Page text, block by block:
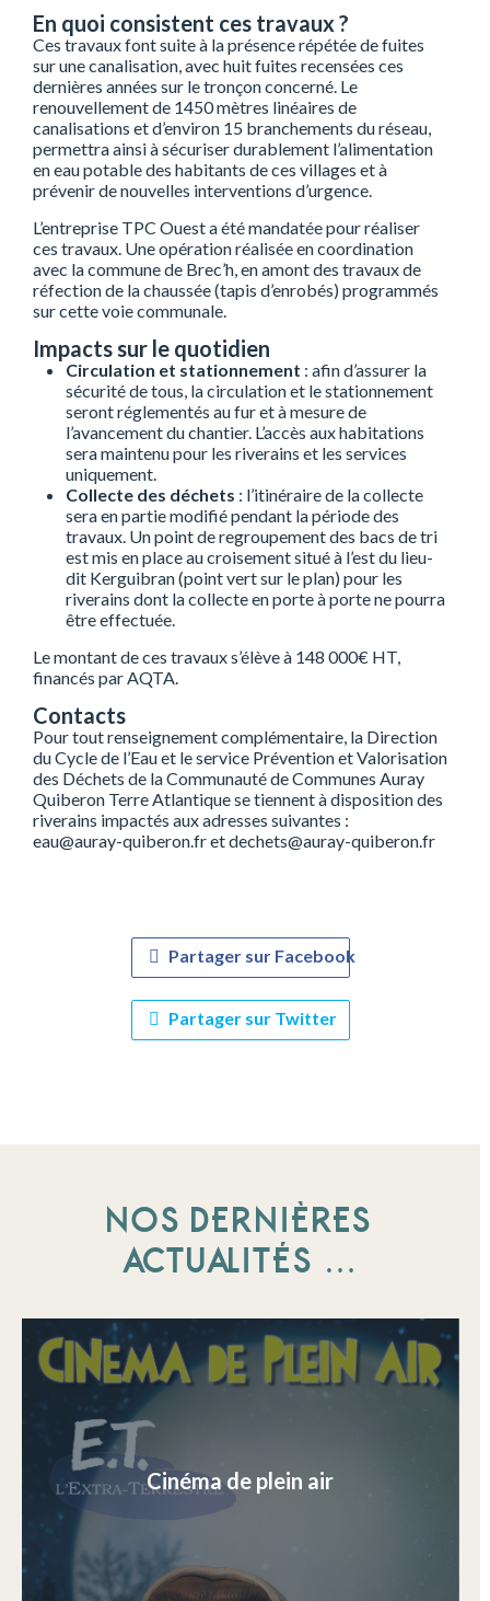
En quoi consistent ces travaux ?
Ces travaux font suite à la présence répétée de fuites
sur une canalisation, avec huit fuites recensées ces
dernières années sur le tronçon concerné. Le
renouvellement de 1450 mètres linéaires de
canalisations et d’environ 15 branchements du réseau,
permettra ainsi à sécuriser durablement l’alimentation
en eau potable des habitants de ces villages et à
prévenir de nouvelles interventions d’urgence.
L’entreprise TPC Ouest a été mandatée pour réaliser
ces travaux. Une opération réalisée en coordination
avec la commune de Brec’h, en amont des travaux de
réfection de la chaussée (tapis d’enrobés) programmés
sur cette voie communale.
Impacts sur le quotidien
Circulation et stationnement : afin d’assurer la
sécurité de tous, la circulation et le stationnement
seront réglementés au fur et à mesure de
l’avancement du chantier. L’accès aux habitations
sera maintenu pour les riverains et les services
uniquement.
Collecte des déchets : l’itinéraire de la collecte
sera en partie modifié pendant la période des
travaux. Un point de regroupement des bacs de tri
est mis en place au croisement situé à l’est du lieu-
dit Kerguibran (point vert sur le plan) pour les
riverains dont la collecte en porte à porte ne pourra
être effectuée.
Le montant de ces travaux s’élève à 148 000€ HT,
financés par AQTA.
Contacts
Pour tout renseignement complémentaire, la Direction
du Cycle de l’Eau et le service Prévention et Valorisation
des Déchets de la Communauté de Communes Auray
Quiberon Terre Atlantique se tiennent à disposition des
riverains impactés aux adresses suivantes :
eau@auray-quiberon.fr et dechets@auray-quiberon.fr
Partager sur Facebook
Partager sur Twitter
NOS DERNIÈRES
ACTUALITÉS …
Cinéma de plein air